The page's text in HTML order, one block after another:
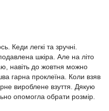
Кеди легкі та зручні.
шкіра. Але на літо
навіть до жовтня можно
гарна проклеїна. Коли взяв
вироблене взуття. Дякую
опомогла обрати розмір.